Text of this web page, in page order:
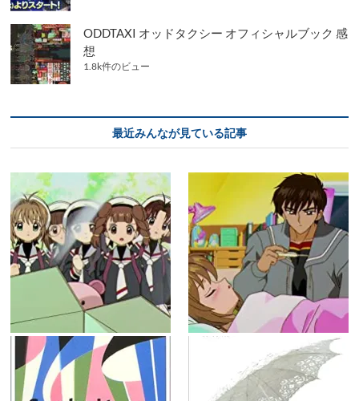
ODDTAXI オッドタクシー オフィシャルブック 感
想
1.8k件のビュー
最近みんなが見ている記事